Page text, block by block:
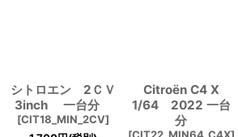
シトロエン 2ＣＶ
3inch 一台分
[CIT18_MIN_2CV]
Citroën C4 X
1/64 2022 一台
分